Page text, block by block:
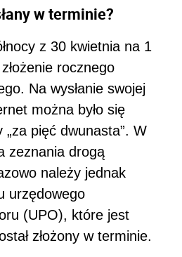
w terminie?
z 30 kwietnia na 1
rocznego
Na wysłanie swojej
można było się
pięć dwunasta”. W
zeznania drogą
należy jednak
urzędowego
(UPO), które jest
złożony w terminie.